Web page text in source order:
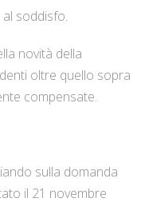
soddisfo.
novità della
oltre quello sopra
compensate.
sulla domanda
il 21 novembre